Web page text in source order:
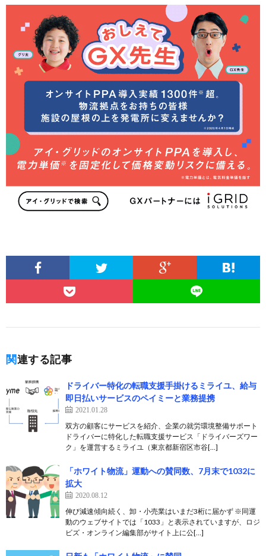
関連する記事
ドライバー特化の転職支援手掛けるミライユ、給与
即日払いサービスのペイミーと業務提携
2021.01.28
双方の顧客にサービスを紹介、企業の就労環境整備サポート
ドライバーに特化した転職支援サービス「ドライバーズワー
ク」を運営するミライユ（東京都新宿区市谷[…]
「ホワイト物流」運動への賛同数、7月末で1032に
拡大
2020.08.12
伸び減速傾向続く、卸・小売業はいまだ3桁に届かず ※同運
動のウェブサイトでは「1033」と表示されていますが、ロジ
ビズ・オンライン編集部がサイト上に公[…]